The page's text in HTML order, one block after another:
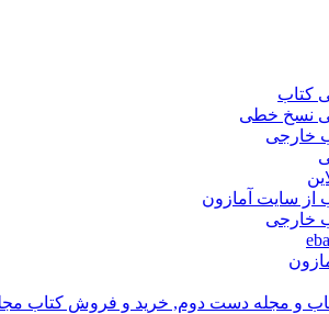
کتاب
نسخ خطی
خارجی
از سایت آمازون
خارجی
و مجله دست دوم, خرید و فروش کتاب